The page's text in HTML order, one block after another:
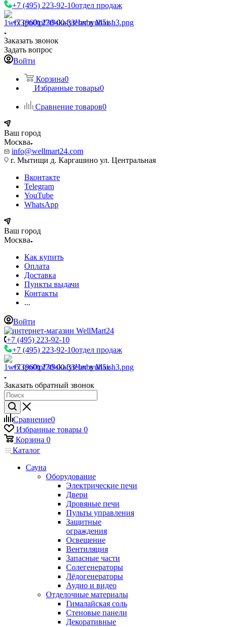
+7 (495) 223-92-10отдел продаж
+7 (960) 230-00-33Чат в Max
Заказать звонок
Задать вопрос
Войти
Корзина0
Избранные товары0
Сравнение товаров0
Ваш город
Москва
info@wellmart24.com
г. Мытищи д. Каргашино ул. Центральная
Вконтакте
Telegram
YouTube
WhatsApp
Ваш город
Москва
Как купить
Оплата
Доставка
Пункты выдачи
Контакты
...
Войти
+7 (495) 223-92-10
+7 (495) 223-92-10отдел продаж
+7 (960) 230-00-33Чат в Max
Заказать обратный звонок
Сравнение0
Избранные товары 0
Корзина 0
Каталог
Сауна
Оборудование
Электрические печи
Двери
Дровяные печи
Пульты управления
Защитные
ограждения
Освещение
Вентиляция
Запасные части
Солегенераторы
Лёдогенераторы
Аудио и видео
Отделочные материалы
Гималайская соль
Стеновые панели
Декоративные